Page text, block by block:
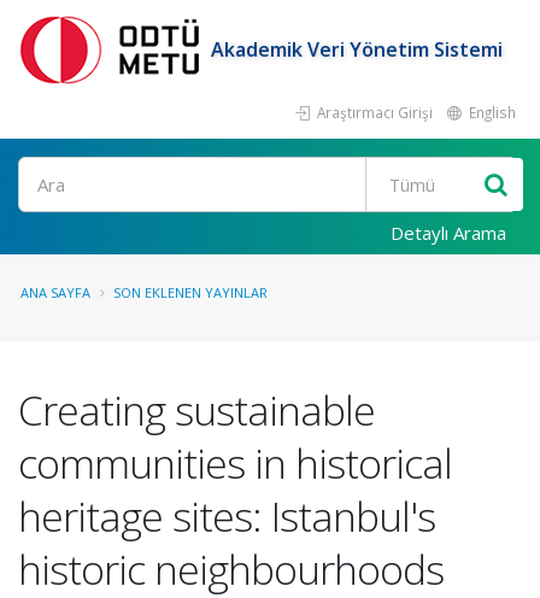
Akademik Veri Yönetim Sistemi
Araştırmacı Girişi English
Ara
Detaylı Arama
ANA SAYFA SON EKLENEN YAYINLAR
Creating sustainable
communities in historical
heritage sites: Istanbul's
historic neighbourhoods